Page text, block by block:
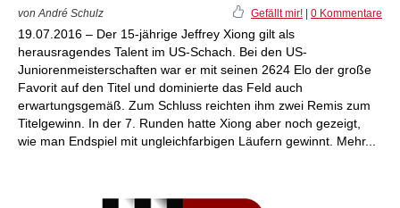
von André Schulz Gefällt mir! 0 Kommentare
19.07.2016 – Der 15-jährige Jeffrey Xiong gilt als
herausragendes Talent im US-Schach. Bei den US-
Juniorenmeisterschaften war er mit seinen 2624 Elo der große
Favorit auf den Titel und dominierte das Feld auch
erwartungsgemäß. Zum Schluss reichten ihm zwei Remis zum
Titelgewinn. In der 7. Runden hatte Xiong aber noch gezeigt,
wie man Endspiel mit ungleichfarbigen Läufern gewinnt. Mehr...